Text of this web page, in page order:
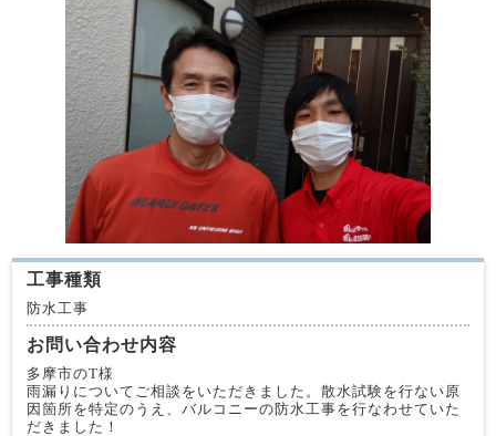
工事種類
防水工事
お問い合わせ内容
多摩市のT様
雨漏りについてご相談をいただきました。散水試験を行ない原
因箇所を特定のうえ、バルコニーの防水工事を行なわせていた
だきました！